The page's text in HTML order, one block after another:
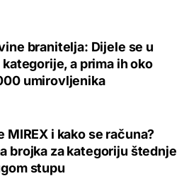
branitelja: Dijele se u
a prima ih oko
umirovljenika
MIREX i kako se računa?
brojka za kategoriju štednje
stupu